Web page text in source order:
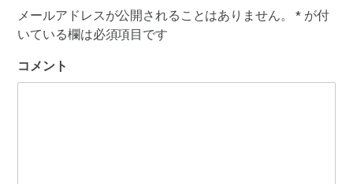
メールアドレスが公開されることはありません。 *が付
いている欄は必須項目です
コメント